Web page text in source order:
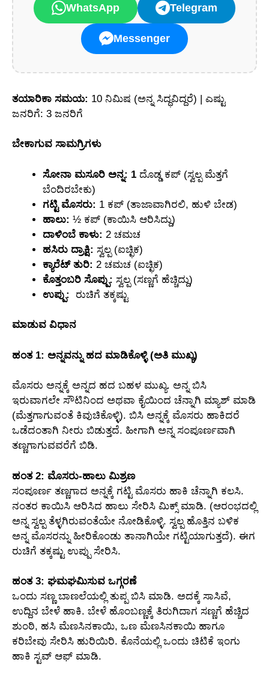
WhatsApp Telegram
Messenger
ತಯಾರಿಕಾ ಸಮಯ: 10 ನಿಮಿಷ (ಅನ್ನ ಸಿದ್ಧವಿದ್ದರೆ) | ಎಷ್ಟು
ಜನರಿಗೆ: 3 ಜನರಿಗೆ
ಬೇಕಾಗುವ ಸಾಮಗ್ರಿಗಳು
ಸೋನಾ ಮಸೂರಿ ಅನ್ನ: 1 ದೊಡ್ಡ ಕಪ್ (ಸ್ವಲ್ಪ ಮೆತ್ತಗೆ
ಬೆಂದಿರಬೇಕು)
ಗಟ್ಟಿ ಮೊಸರು: 1 ಕಪ್ (ತಾಜಾವಾಗಿರಲಿ, ಹುಳಿ ಬೇಡ)
ಹಾಲು: ½ ಕಪ್ (ಕಾಯಿಸಿ ಆರಿಸಿದ್ದು)
ದಾಳಿಂಬೆ ಕಾಳು: 2 ಚಮಚ
ಹಸಿರು ದ್ರಾಕ್ಷಿ: ಸ್ವಲ್ಪ (ಐಚ್ಛಿಕ)
ಕ್ಯಾರೆಟ್ ತುರಿ: 2 ಚಮಚ (ಐಚ್ಛಿಕ)
ಕೊತ್ತಂಬರಿ ಸೊಪ್ಪು: ಸ್ವಲ್ಪ (ಸಣ್ಣಗೆ ಹೆಚ್ಚಿದ್ದು)
ಉಪ್ಪು:
ರುಚಿಗೆ ತಕ್ಕಷ್ಟು
ಮಾಡುವ ವಿಧಾನ
ಹಂತ 1: ಅನ್ನವನ್ನು ಹದ ಮಾಡಿಕೊಳ್ಳಿ (ಅತಿ ಮುಖ್ಯ)
ಮೊಸರು ಅನ್ನಕ್ಕೆ ಅನ್ನದ ಹದ ಬಹಳ ಮುಖ್ಯ. ಅನ್ನ ಬಿಸಿ
ಇರುವಾಗಲೇ ಸೌಟಿನಿಂದ ಅಥವಾ ಕೈಯಿಂದ ಚೆನ್ನಾಗಿ ಮ್ಯಾಶ್ ಮಾಡಿ
(ಮೆತ್ತಗಾಗುವಂತೆ ಕಿವುಚಿಕೊಳ್ಳಿ). ಬಿಸಿ ಅನ್ನಕ್ಕೆ ಮೊಸರು ಹಾಕಿದರೆ
ಒಡೆದಂತಾಗಿ ನೀರು ಬಿಡುತ್ತದೆ. ಹೀಗಾಗಿ ಅನ್ನ ಸಂಪೂರ್ಣವಾಗಿ
ತಣ್ಣಗಾಗುವವರೆಗೆ ಬಿಡಿ.
ಹಂತ 2: ಮೊಸರು-ಹಾಲು ಮಿಶ್ರಣ
ಸಂಪೂರ್ಣ ತಣ್ಣಗಾದ ಅನ್ನಕ್ಕೆ ಗಟ್ಟಿ ಮೊಸರು ಹಾಕಿ ಚೆನ್ನಾಗಿ ಕಲಸಿ.
ನಂತರ ಕಾಯಿಸಿ ಆರಿಸಿದ ಹಾಲು ಸೇರಿಸಿ ಮಿಕ್ಸ್ ಮಾಡಿ. (ಆರಂಭದಲ್ಲಿ
ಅನ್ನ ಸ್ವಲ್ಪ ತೆಳ್ಳಗಿರುವಂತೆಯೇ ನೋಡಿಕೊಳ್ಳಿ. ಸ್ವಲ್ಪ ಹೊತ್ತಿನ ಬಳಿಕ
ಅನ್ನ ಮೊಸರನ್ನು ಹೀರಿಕೊಂಡು ತಾನಾಗಿಯೇ ಗಟ್ಟಿಯಾಗುತ್ತದೆ). ಈಗ
ರುಚಿಗೆ ತಕ್ಕಷ್ಟು ಉಪ್ಪು ಸೇರಿಸಿ.
ಹಂತ 3: ಘಮಘಮಿಸುವ ಒಗ್ಗರಣೆ
ಒಂದು ಸಣ್ಣ ಬಾಣಲೆಯಲ್ಲಿ ತುಪ್ಪ ಬಿಸಿ ಮಾಡಿ. ಅದಕ್ಕೆ ಸಾಸಿವೆ,
ಉದ್ದಿನ ಬೇಳೆ ಹಾಕಿ. ಬೇಳೆ ಹೊಂಬಣ್ಣಕ್ಕೆ ತಿರುಗಿದಾಗ ಸಣ್ಣಗೆ ಹೆಚ್ಚಿದ
ಶುಂಠಿ, ಹಸಿ ಮೆಣಸಿನಕಾಯಿ, ಒಣ ಮೆಣಸಿನಕಾಯಿ ಹಾಗೂ
ಕರಿಬೇವು ಸೇರಿಸಿ ಹುರಿಯಿರಿ. ಕೊನೆಯಲ್ಲಿ ಒಂದು ಚಿಟಿಕೆ ಇಂಗು
ಹಾಕಿ ಸ್ಟವ್ ಆಫ್ ಮಾಡಿ.